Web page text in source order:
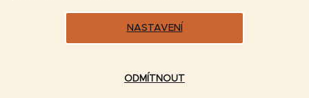
NASTAVENÍ
ODMÍTNOUT
Vytvořil Shoptet